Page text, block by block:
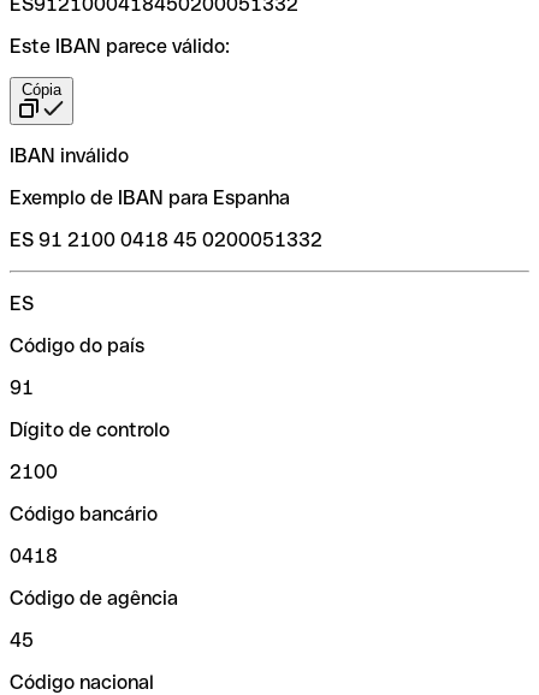
Este IBAN parece válido:
Cópia
IBAN inválido
Exemplo de IBAN para Espanha
ES 91 2100 0418 45 0200051332
ES
Código do país
91
Dígito de controlo
2100
Código bancário
0418
Código de agência
45
Código nacional